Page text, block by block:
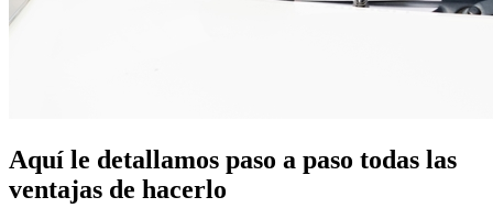
Aquí le detallamos paso a paso todas las
ventajas de hacerlo